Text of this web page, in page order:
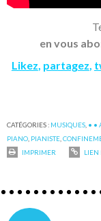
en vous
Likez partagez
CATÉGORIES : MUSIQUES • •
PIANO PIANISTE ,
IMPRIMER
LIEN